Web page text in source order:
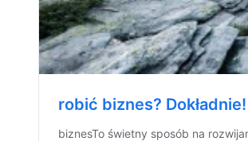
robić biznes? Dokładnie!
biznesTo świetny sposób na